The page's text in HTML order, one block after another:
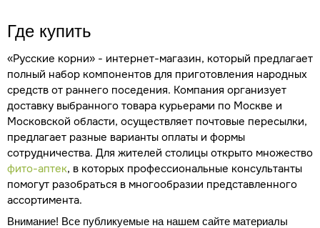
Где купить
«Русские корни» - интернет-магазин, который предлагает
полный набор компонентов для приготовления народных
средств от раннего поседения. Компания организует
доставку выбранного товара курьерами по Москве и
Московской области, осуществляет почтовые пересылки,
предлагает разные варианты оплаты и формы
сотрудничества. Для жителей столицы открыто множество
фито-аптек, в которых профессиональные консультанты
помогут разобраться в многообразии представленного
ассортимента.
Внимание! Все публикуемые на нашем сайте материалы